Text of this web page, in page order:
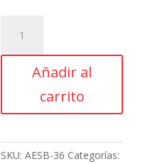
AESB-
36,
SalamandraAñadir al
carrito
SKU:AESB-36 Categorías: